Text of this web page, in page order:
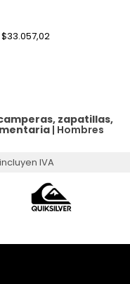
$33.057,02
zapatillas,
| Hombres
IVA